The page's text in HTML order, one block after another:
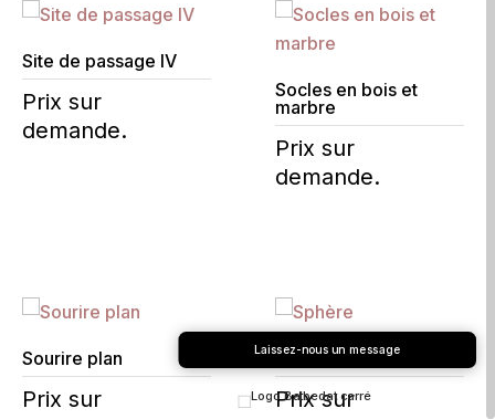
Site de passage IV
Prix sur
demande.
Socles en bois et
marbre
Prix sur
demande.
Sourire plan
Prix sur
Sphère
Prix sur
Laissez-nous un message